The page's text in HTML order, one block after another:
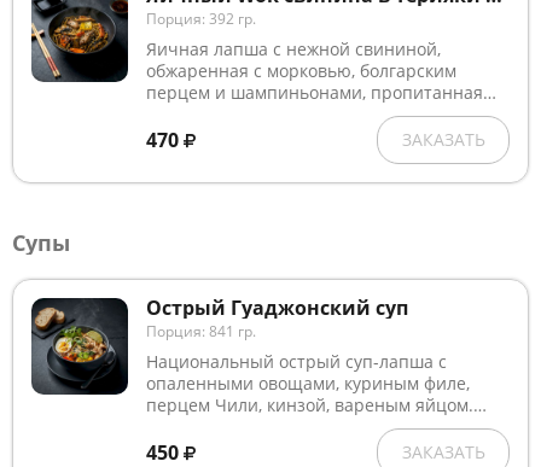
Порция: 392 гр.
Яичная лапша с нежной свининой,
обжаренная с морковью, болгарским
перцем и шампиньонами, пропитанная
ароматным соусом Терияки, и посыпанная
смесью белого и черного кунжута.
470 ЗАКАЗАТЬ
Супы
Острый Гуаджонский суп
Порция: 841 гр.
Национальный острый суп-лапша с
опаленными овощами, куриным филе,
перцем Чили, кинзой, вареным яйцом.
Украшается зернами черного и белого
кунжута и долькой лайма.
450 ЗАКАЗАТЬ